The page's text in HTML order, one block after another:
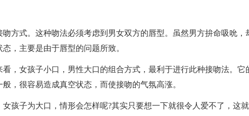
吻方式。这种吻法必须考虑到男女双方的唇型。虽然男方拚命吸吮，
，主要是由于唇型的问题所致。
看，女孩子小口，男性大口的组合方式，最利于进行此种接吻法。它
，很容易造成真空状态，而使接吻的气氛高涨。
孩子为大口，情形会怎样呢?其实只要想一下就很令人爱不了，这